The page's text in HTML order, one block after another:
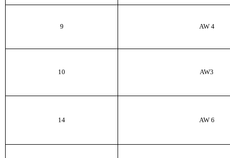
9 AW 4
10 AW3
14 AW 6